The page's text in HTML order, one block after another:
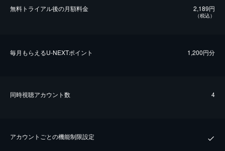
無料トライアル後の⽉額料金 2,189円
（税込）
毎⽉もらえるU-NEXTポイント 1,200円分
同時視聴アカウント数 4
アカウントごとの機能制限設定